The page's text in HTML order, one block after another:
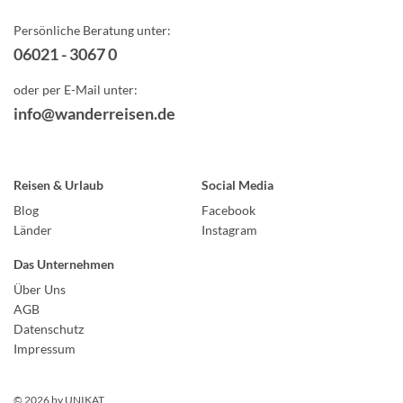
Persönliche Beratung unter:
06021 - 3067 0
oder per E-Mail unter:
info@wanderreisen.de
Reisen & Urlaub
Blog
Länder
Social Media
Facebook
Instagram
Das Unternehmen
Über Uns
AGB
Datenschutz
Impressum
© 2026 by UNIKAT